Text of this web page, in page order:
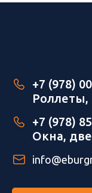
+7 (978)
Роллеты,
+7 (978)
Окна,